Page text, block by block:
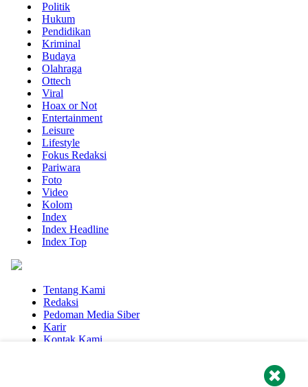
Politik
Hukum
Pendidikan
Kriminal
Budaya
Olahraga
Ottech
Viral
Hoax or Not
Entertainment
Leisure
Lifestyle
Fokus Redaksi
Pariwara
Foto
Video
Kolom
Index
Index Headline
Index Top
Tentang Kami
Redaksi
Pedoman Media Siber
Karir
Kontak Kami